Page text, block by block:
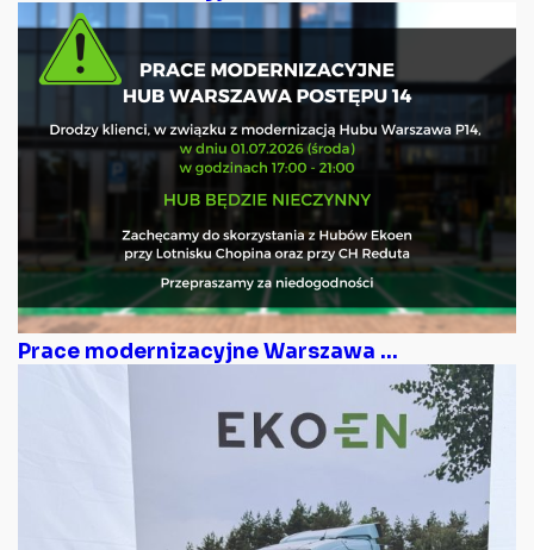
Prace modernizacyjne Warszawa ...